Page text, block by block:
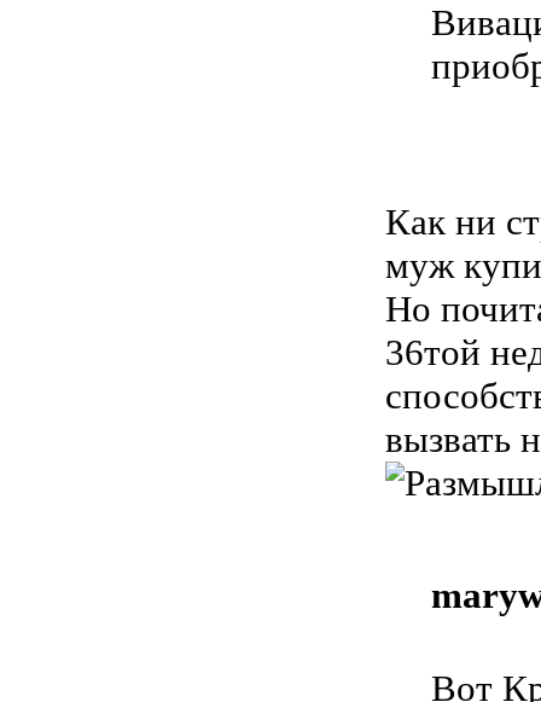
Как ни
муж
Но
36той
вызвать
Вот